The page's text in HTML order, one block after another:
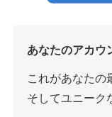
あなたのアカウ
これがあなたの
そしてユニーク